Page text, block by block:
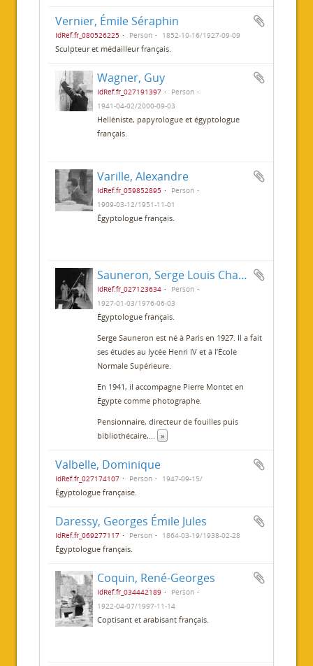
Vernier, Émile Séraphin
IdRef.fr_080526225 Person 1852-10-16/1927-09-09
Sculpteur et médailleur français.
Wagner, Guy
IdRef.fr_027191397
Person
1941-04-02/2000-09-03
Helléniste, papyrologue et égyptologue
français.
Varille, Alexandre
IdRef.fr_059852895
Person
1909-03-12/1951-11-01
Égyptologue français.
Sauneron, Serge Louis Charles
IdRef.fr_027123634
Person
1927-01-03/1976-06-03
Égyptologue français.
Serge Sauneron est né à Paris en 1927. Il a fait
ses études au lycée Henri IV et à l’École
Normale Supérieure.
En 1941, il accompagne Pierre Montet en
Égypte comme photographe.
Pensionnaire, directeur de fouilles puis
bibliothécaire,... »
Valbelle, Dominique
IdRef.fr_027174107 Person 1947-09-15/
Égyptologue française.
Daressy, Georges Émile Jules
IdRef.fr_069277117 Person 1864-03-19/1938-02-28
Égyptologue français.
Coquin, René-Georges
IdRef.fr_034442189
Person
1922-04-07/1997-11-14
Coptisant et arabisant français.